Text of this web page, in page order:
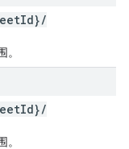
Id}/
Id}/